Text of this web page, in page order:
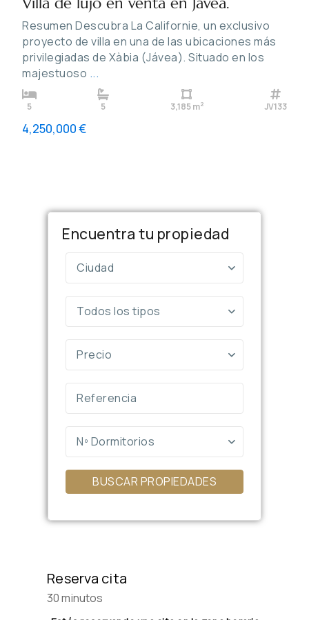
Resumen Descubra La Californie, un exclusivo
proyecto de villa en una de las ubicaciones más
privilegiadas de Xàbia (Jávea). Situado en los
majestuoso ...
5 5 3,185 m2 JV133
4,250,000 €
Encuentra tu propiedad
Ciudad
Todos los tipos
Precio
Nº Dormitorios
BUSCAR PROPIEDADES